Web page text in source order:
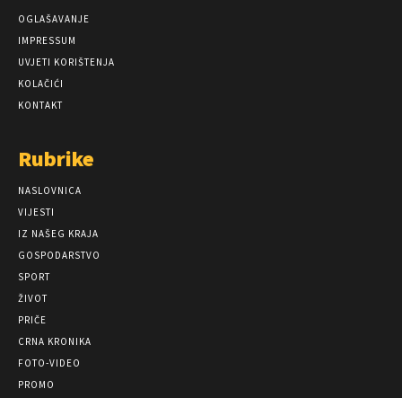
OGLAŠAVANJE
IMPRESSUM
UVJETI KORIŠTENJA
KOLAČIĆI
KONTAKT
Rubrike
NASLOVNICA
VIJESTI
IZ NAŠEG KRAJA
GOSPODARSTVO
SPORT
ŽIVOT
PRIČE
CRNA KRONIKA
FOTO-VIDEO
PROMO